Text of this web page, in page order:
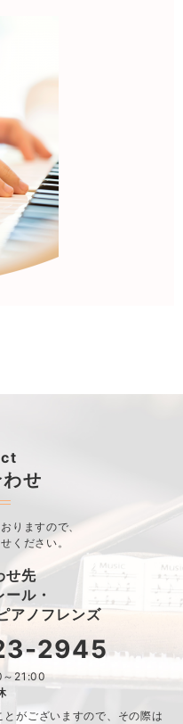
せ
りますので、
ください。
せ先
ル・
アノフレンズ
2945
21:00
がございますので、 その際は